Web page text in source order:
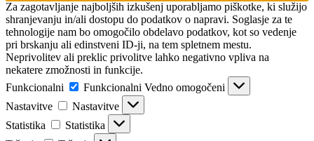
Za zagotavljanje najboljših izkušenj uporabljamo piškotke, ki služijo
shranjevanju in/ali dostopu do podatkov o napravi. Soglasje za te
tehnologije nam bo omogočilo obdelavo podatkov, kot so vedenje
pri brskanju ali edinstveni ID-ji, na tem spletnem mestu.
Neprivolitev ali preklic privolitve lahko negativno vpliva na
nekatere zmožnosti in funkcije.
Funkcionalni
Funkcionalni Vedno omogočeni
Nastavitve
Nastavitve
Statistika
Statistika